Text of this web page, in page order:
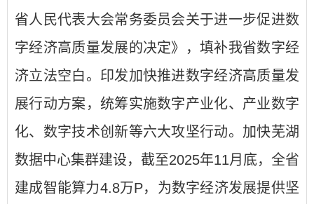
省人民代表大会常务委员会关于进一步促进数
字经济高质量发展的决定》，填补我省数字经
济立法空白。印发加快推进数字经济高质量发
展行动方案，统筹实施数字产业化、产业数字
化、数字技术创新等六大攻坚行动。加快芜湖
数据中心集群建设，截至2025年11月底，全省
建成智能算力4.8万P，为数字经济发展提供坚